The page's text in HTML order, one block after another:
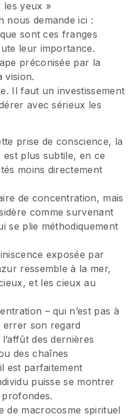
les yeux »
nous demande ici :
sont ces franges
leur importance.
préconisée par la
vision.
Il faut un investissement
avec sérieux les
prise de conscience, la
est plus subtile, en ce
moins directement
de concentration, mais
comme survenant
se plie méthodiquement
exposée par
ressemble à la mer,
et les cieux au
– qui n’est pas à
errer son regard
des dernières
des chaînes
est parfaitement
puisse se montrer
de macrocosme spirituel